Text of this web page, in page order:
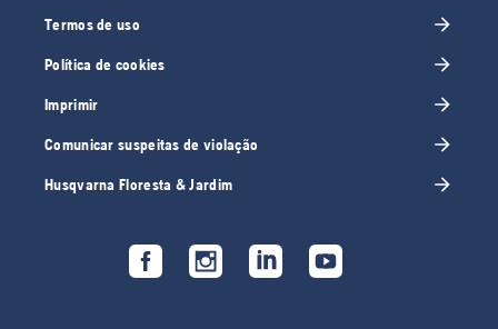
Termos de uso
Política de cookies
Imprimir
Comunicar suspeitas de violação
Husqvarna Floresta & Jardim